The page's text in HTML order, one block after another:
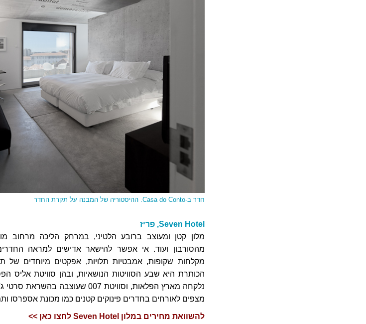
חדר ב-Casa do Conto. ההיסטוריה של המבנה על תקרת החדר
Seven Hotel, פריז
מלון קטן ומעוצב ברובע הלטיני, במרחק הליכה מרחוב
מהסורבון ועוד. אי אפשר להישאר אדישים למראה
מקלחות שקופות, אמבטיות תלויות, אפקטים מיוחדים של
הכותרת היא שבע הסוויטות הנושאיות, ובהן סוויטת אליס
נלקחה מארץ הפלאות, וסוויטת 007
מצפים לאורחים בחדרים פינוקים קטנים כמו מכונת אספרסו
להשוואת מחירים במלון Seven Hotel לחצו כאן >>